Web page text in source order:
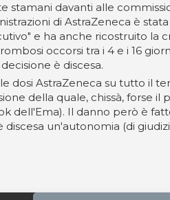
stamani davanti alle
di AstraZeneca è
e ha anche ricostruito la
occorsi tra i 4 e i 16
è discesa.
dosi AstraZeneca su tutto il
della quale, chissà, forse il
dell'Ema). Il danno però è
un'autonomia (di